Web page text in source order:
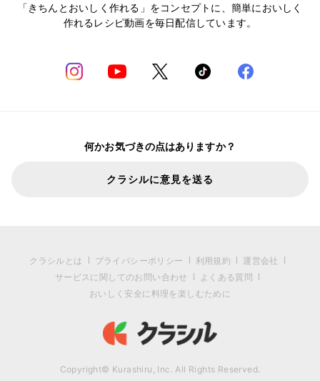
「きちんとおいしく作れる」をコンセプトに、簡単においしく
作れるレシピ動画を毎日配信しています。
何かお気づきの点はありますか？
クラシルに意見を送る
クラシルとは プライバシーポリシー 利用規約
運営会社
サービスに関してのお問い合わせ
よくある質問
おいしく安全に料理を楽しむために
Copyright© Kurashiru, Inc. All Rights Reserved.